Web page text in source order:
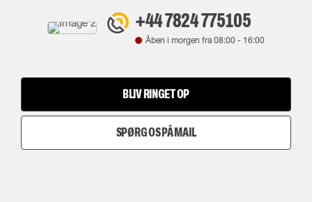
+44 7824 775105
Åben i morgen fra08:00 - 16:00
BLIV RINGET OP
SPØRG OS PÅ MAIL